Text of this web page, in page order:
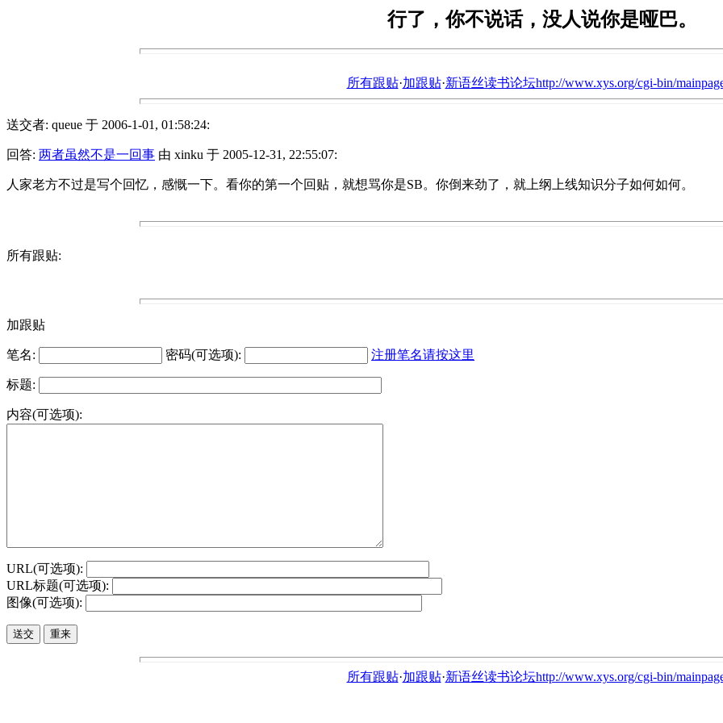
行了，你不说话，没人说你是哑巴。
所有跟贴·加跟贴·新语丝读书论坛http://www.xys.org/cgi-bin/
送交者: queue 于 2006-1-01, 01:58:24:
回答: 两者虽然不是一回事 由 xinku 于 2005-12-31, 22:55:07:
人家老方不过是写个回忆，感慨一下。看你的第一个回贴，就想骂你是SB。你倒来劲了，就上纲上线知识分子如何如何。
所有跟贴:
加跟贴
笔名: 密码(可选项): 注册笔名请按这里
标题:
内容(可选项):
URL(可选项):
URL标题(可选项):
图像(可选项):
所有跟贴·加跟贴·新语丝读书论坛http://www.xys.org/cgi-bin/